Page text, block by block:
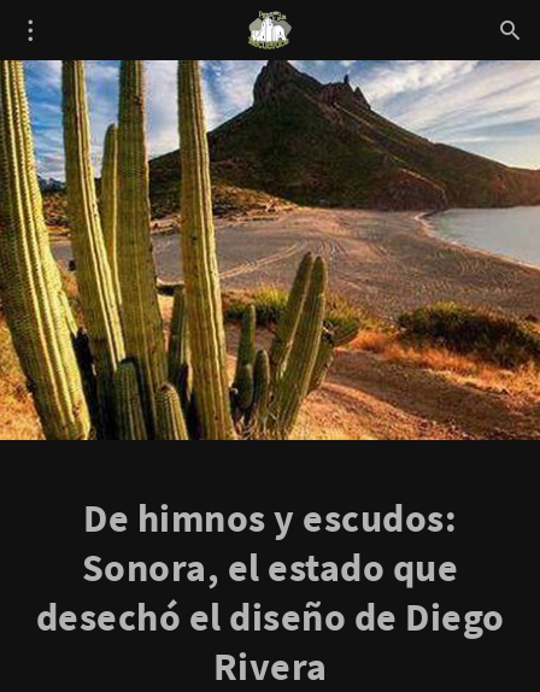
De himnos y escudos:
Sonora, el estado que
desechó el diseño de Diego
Rivera